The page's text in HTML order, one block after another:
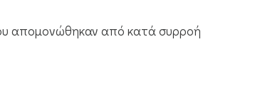
απομονώθηκαν από κατά συρροή